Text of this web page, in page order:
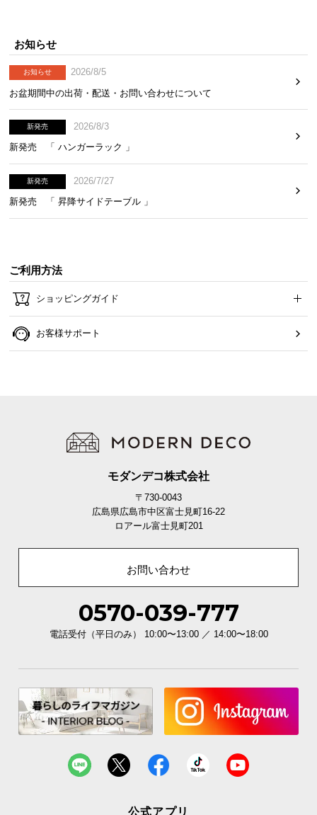
お知らせ
お知らせ
2026/8/5
お盆期間中の出荷・配送・お問い合わせについて
新発売
2026/8/3
新発売 「 ハンガーラック 」
新発売
2026/7/27
新発売 「 昇降サイドテーブル 」
ご利用方法
ショッピングガイド
お客様サポート
モダンデコ株式会社
〒730-0043
広島県広島市中区富士見町16-22
ロアール富士見町201
お問い合わせ
0570-039-777
電話受付（平日のみ） 10:00〜13:00 ／ 14:00〜18:00
公式アプリ